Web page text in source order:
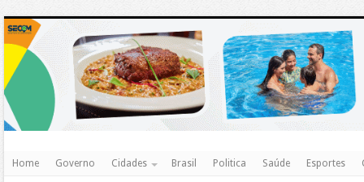
Home Governo Cidades Brasil Politica Saúde Esportes